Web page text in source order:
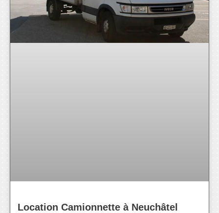
Location Camionnette à Neuchâtel